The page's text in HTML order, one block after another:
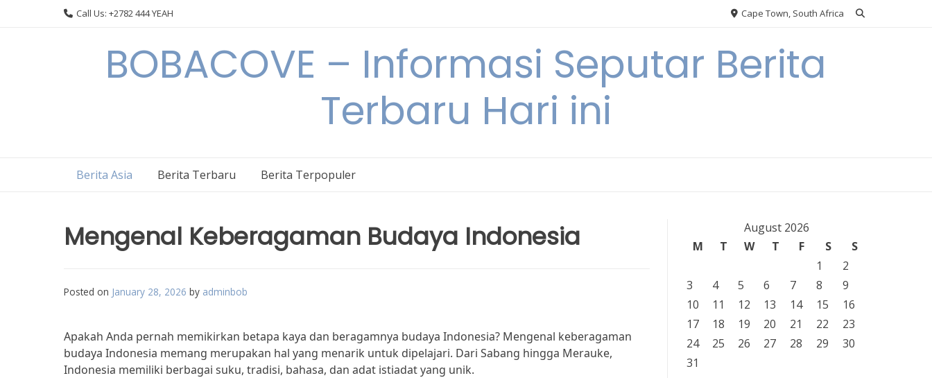
Call Us: +2782 444 YEAH Cape Town, South Africa
BOBACOVE – Informasi Seputar Berita
Terbaru Hari ini
Berita Asia Berita Terbaru Berita Terpopuler
Mengenal Keberagaman Budaya Indonesia
Posted on January 28, 2026 by adminbob
Apakah Anda pernah memikirkan betapa kaya dan beragamnya budaya Indonesia? Mengenal keberagaman
budaya Indonesia memang merupakan hal yang menarik untuk dipelajari. Dari Sabang hingga Merauke,
Indonesia memiliki berbagai suku, tradisi, bahasa, dan adat istiadat yang unik.
August 2026
M
T W T F S
S
1
2
3
4 5 6 7 8
9
10
11 12 13 14 15
16
17
18 19 20 21 22
23
24
25 26 27 28 29
30
31